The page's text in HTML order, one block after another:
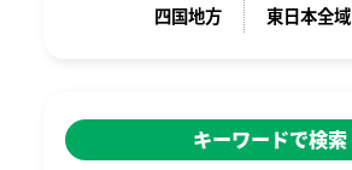
四国地方
東日本全域
キーワードで検索